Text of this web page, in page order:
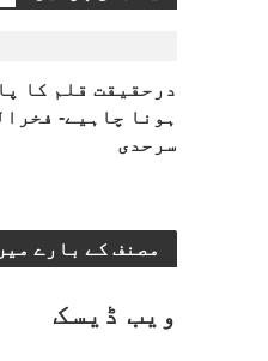
درحقیقت قلم کا
ہونا چاہیے-
سرحدی
مصنف کے بارے
ویب ڈیسک